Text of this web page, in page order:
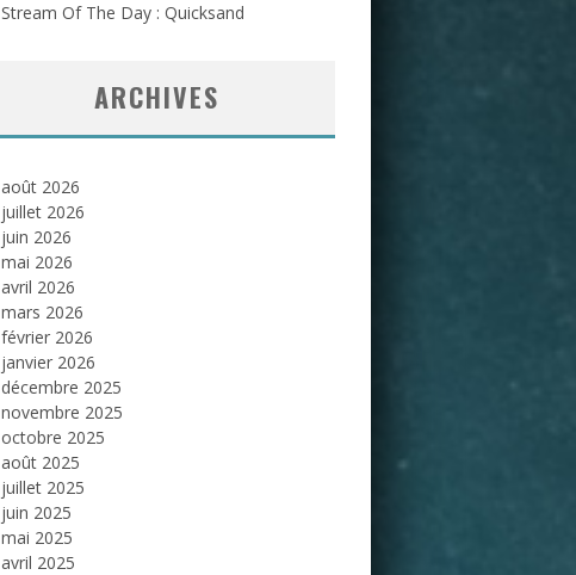
Stream Of The Day : Quicksand
ARCHIVES
août 2026
juillet 2026
juin 2026
mai 2026
avril 2026
mars 2026
février 2026
janvier 2026
décembre 2025
novembre 2025
octobre 2025
août 2025
juillet 2025
juin 2025
mai 2025
avril 2025